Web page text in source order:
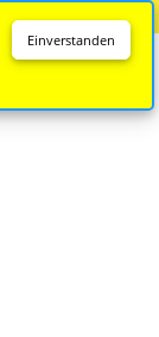
Einverstanden